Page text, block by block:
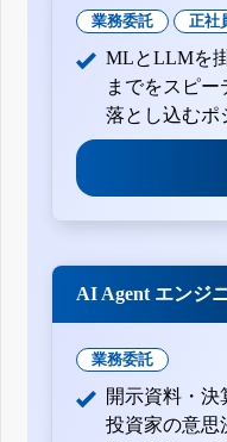
業務委託 正社
MLとLLMを
までをスピ
落とし込むポ
AI Agent エンジ
業務委託
開示資料・決
投資家の意思